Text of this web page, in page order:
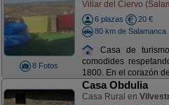
8 Fotos
Villar del Ciervo
6 plazas
20 €
80 km de Salamanca
Casa de
comodides
1800. En el corazón
Casa Obdulia
Casa Rural en